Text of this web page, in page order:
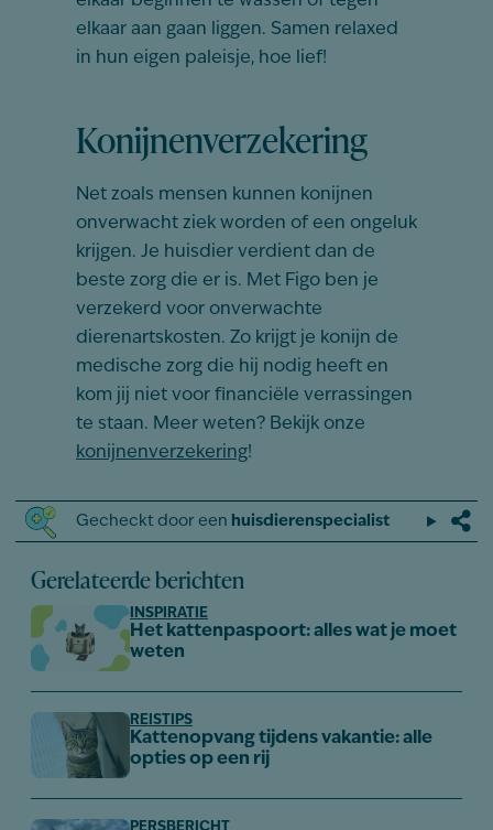
elkaar aan gaan liggen. Samen relaxed
in hun eigen paleisje, hoe lief!
Konijnenverzekering
Net zoals mensen kunnen konijnen
onverwacht ziek worden of een ongeluk
krijgen. Je huisdier verdient dan de
beste zorg die er is. Met Figo ben je
verzekerd voor onverwachte
dierenartskosten. Zo krijgt je konijn de
medische zorg die hij nodig heeft en
kom jij niet voor financiële verrassingen
te staan. Meer weten? Bekijk onze
konijnenverzekering!
Gecheckt door een huisdierenspecialist
Gerelateerde berichten
INSPIRATIE
Het kattenpaspoort: alles wat je moet
weten
REISTIPS
Kattenopvang tijdens vakantie: alle
opties op een rij